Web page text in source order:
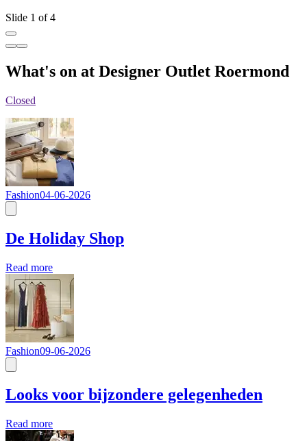
Slide 1 of 4
What's on at Designer Outlet Roermond
Closed
Fashion04-06-2026
De Holiday Shop
Read more
Fashion09-06-2026
Looks voor bijzondere gelegenheden
Read more